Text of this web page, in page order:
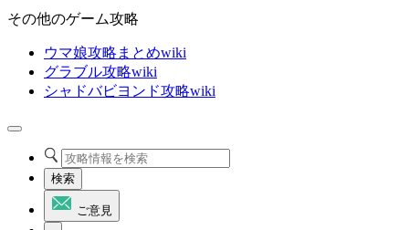
その他のゲーム攻略
ウマ娘攻略まとめwiki
グラブル攻略wiki
シャドバビヨンド攻略wiki
検索
ご意見